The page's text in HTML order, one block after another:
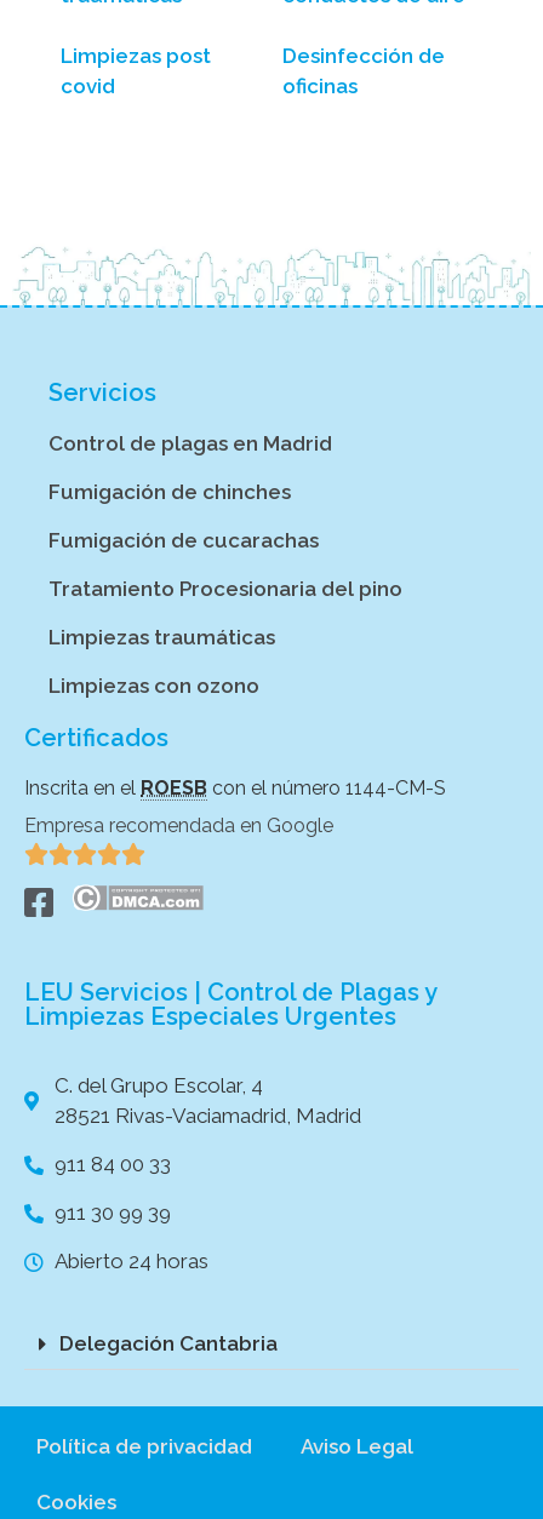
Limpiezas post
covid
Desinfección de
oficinas
Servicios
Control de plagas en Madrid
Fumigación de chinches
Fumigación de cucarachas
Tratamiento Procesionaria del pino
Limpiezas traumáticas
Limpiezas con ozono
Certificados
Inscrita en el ROESB con el número 1144-CM-S
Empresa recomendada en Google

LEU Servicios | Control de Plagas y
Limpiezas Especiales Urgentes
C. del Grupo Escolar, 4
28521 Rivas-Vaciamadrid, Madrid
911 84 00 33
911 30 99 39
Abierto 24 horas
Delegación Cantabria
Política de privacidad Aviso Legal
Cookies